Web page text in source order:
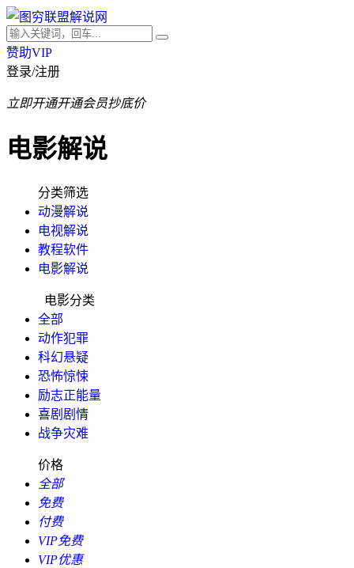
赞助VIP
登录/注册
立即开通开通会员抄底价
电影解说
分类筛选
动漫解说
电视解说
教程软件
电影解说
电影分类
全部
动作犯罪
科幻悬疑
恐怖惊悚
励志正能量
喜剧剧情
战争灾难
价格
全部
免费
付费
VIP免费
VIP优惠